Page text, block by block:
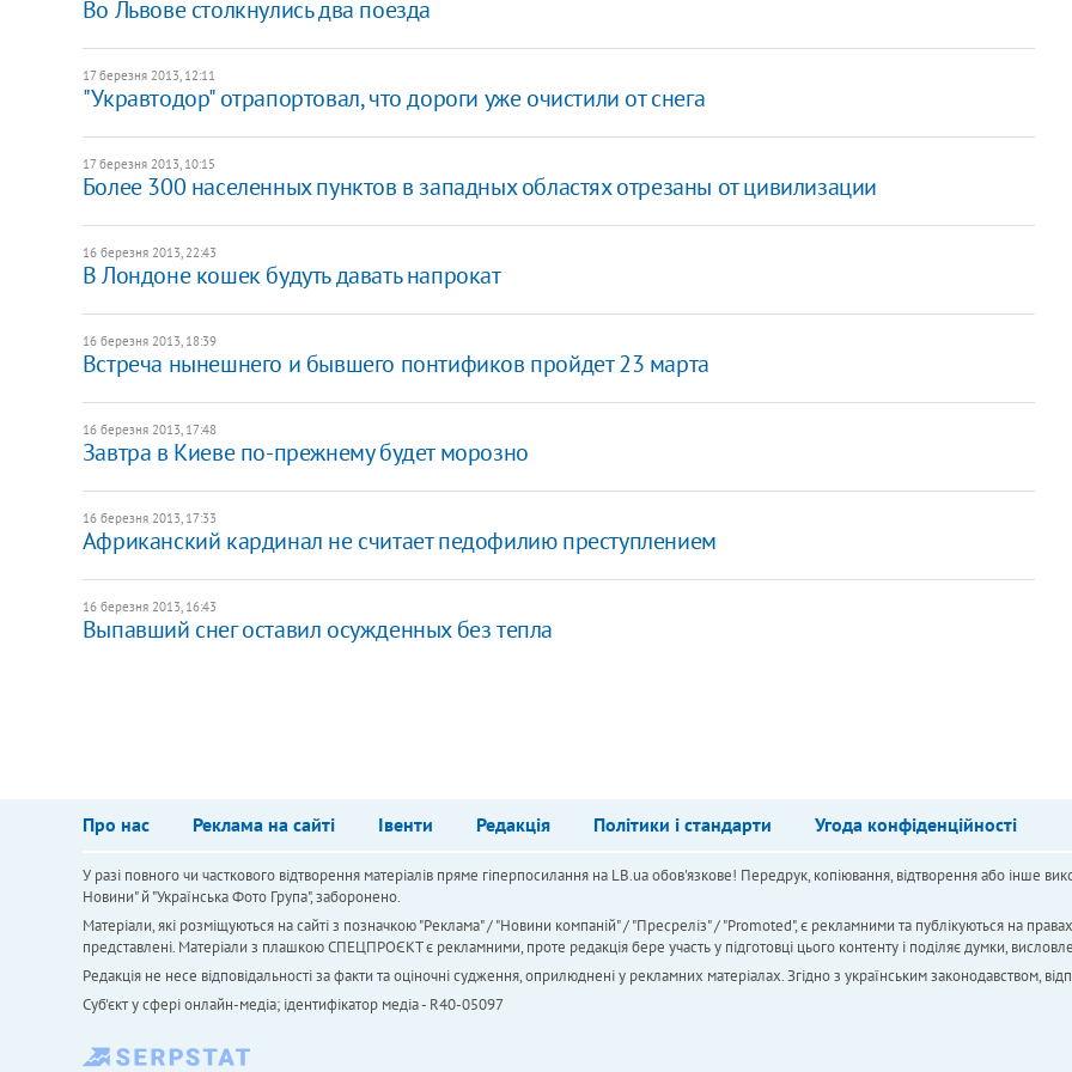
Во Львове столкнулись два поезда
17 березня 2013, 12:11
"Укравтодор" отрапортовал, что дороги уже очистили от снега
17 березня 2013, 10:15
Более 300 населенных пунктов в западных областях отрезаны от цивилизации
16 березня 2013, 22:43
В Лондоне кошек будуть давать напрокат
16 березня 2013, 18:39
Встреча нынешнего и бывшего понтификов пройдет 23 марта
16 березня 2013, 17:48
Завтра в Киеве по-прежнему будет морозно
16 березня 2013, 17:33
Африканский кардинал не считает педофилию преступлением
16 березня 2013, 16:43
Выпавший снег оставил осужденных без тепла
Про нас Реклама на сайті Івенти Редакція Політики і стандарти Угода конфіденційності
У разі повного чи часткового відтворення матеріалів пряме гіперпосилання на LB.ua обов'язкове! Передрук, копіювання, відтворення або інше
Новини" й "Українська Фото Група", заборонено.
Матеріали, які розміщуються на сайті з позначкою "Реклама" / "Новини компаній" / "Пресреліз" / "Promoted", є рекламними та публікуються на
представлені. Матеріали з плашкою СПЕЦПРОЄКТ є рекламними, проте редакція бере участь у підготовці цього контенту і поділяє думки,
Редакція не несе відповідальності за факти та оціночні судження, оприлюднені у рекламних матеріалах. Згідно з українським законодавством,
Cуб'єкт у сфері онлайн-медіа; ідентифікатор медіа - R40-05097